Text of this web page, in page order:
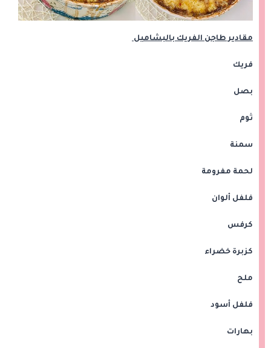
مقادير طاجن الفريك بالبشاميل
فريك
بصل
ثوم
سمنة
لحمة مفرومة
فلفل ألوان
كرفس
كزبرة خضراء
ملح
فلفل أسود
بهارات